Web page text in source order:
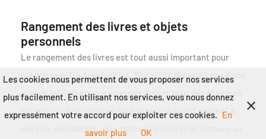
Rangement des livres et objets
personnels
Le rangement des livres est tout aussi important pour
optimiser votre coin lecture. Si vous ne disposez pas d’une
grande bibliothèque, envisagez d’opter pour des étagères
murales ou des caissons modulables, qui sont souvent à
des prix abordables. Cela permet de libérer de l’espace au
Les cookies nous permettent de vous proposer nos services
plus facilement. En utilisant nos services, vous nous donnez
expressément votre accord pour exploiter ces cookies. En
savoir plus
OK